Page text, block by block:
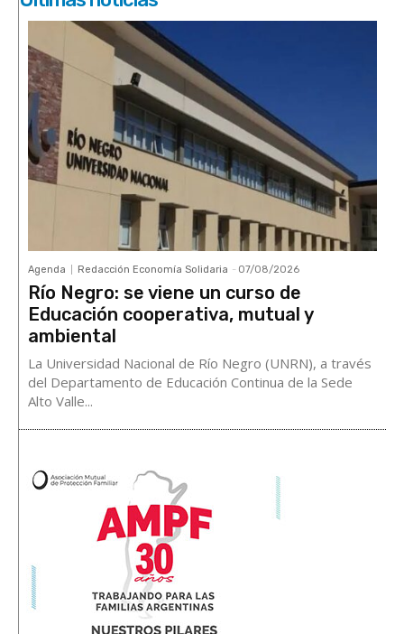
Agenda Redacción Economía Solidaria - 07/08/2026
Río Negro: se viene un curso de
Educación cooperativa, mutual y
ambiental
La Universidad Nacional de Río Negro (UNRN), a través
del Departamento de Educación Continua de la Sede
Alto Valle...